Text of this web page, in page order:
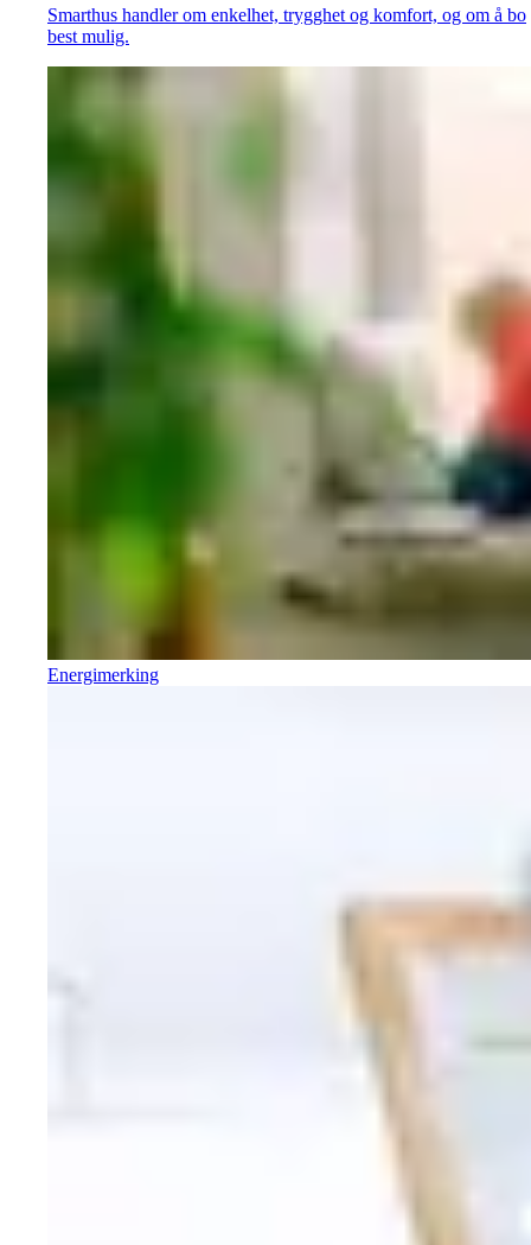
Smarthus handler om enkelhet, trygghet og komfort, og om å bo
best mulig.
Energimerking